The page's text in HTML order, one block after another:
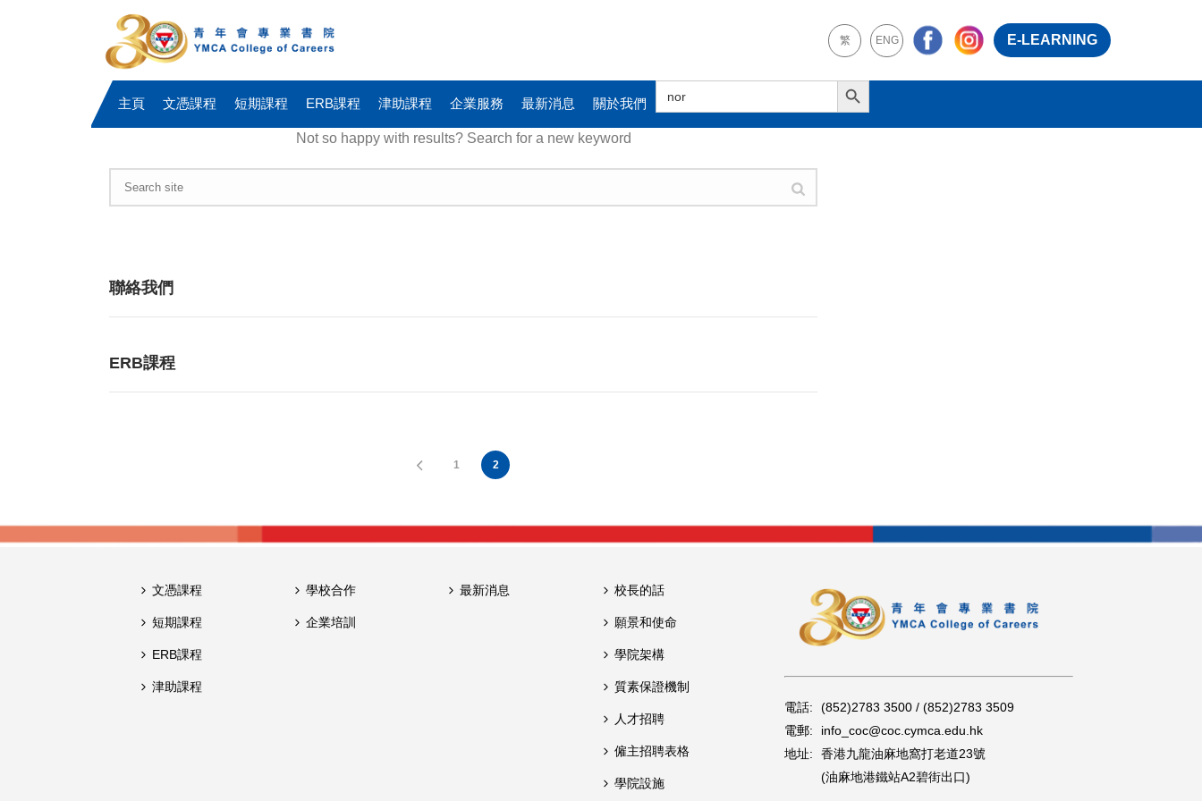
繁 ENG E-LEARNING
主頁 文憑課程 短期課程 ERB課程 津助課程 企業服務 最新消息 關於我們
Search
for:
Search Button
Not so happy with results? Search for a new keyword
聯絡我們
ERB課程
1 2
文憑課程
短期課程
ERB課程
津助課程
學校合作
企業培訓
最新消息 校長的話
願景和使命
學院架構
質素保證機制
人才招聘
僱主招聘表格
學院設施
電話:
(852)2783 3500 / (852)2783 3509
電郵:
info_coc@coc.cymca.edu.hk
地址:
香港九龍油麻地窩打老道23號
(油麻地港鐵站A2碧街出口)